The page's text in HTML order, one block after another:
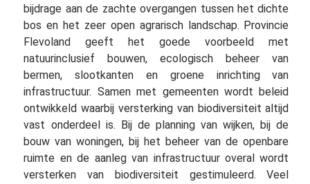
bijdrage aan de zachte overgangen tussen het dichte
bos en het zeer open agrarisch landschap. Provincie
Flevoland geeft het goede voorbeeld met
natuurinclusief bouwen, ecologisch beheer van
bermen, slootkanten en groene inrichting van
infrastructuur. Samen met gemeenten wordt beleid
ontwikkeld waarbij versterking van biodiversiteit altijd
vast onderdeel is. Bij de planning van wijken, bij de
bouw van woningen, bij het beheer van de openbare
ruimte en de aanleg van infrastructuur overal wordt
versterken van biodiversiteit gestimuleerd. Veel